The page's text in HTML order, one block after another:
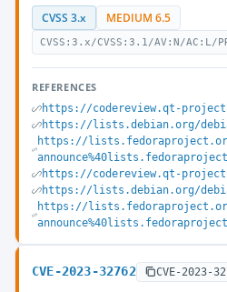
CVSS 3.x MEDIUM 6.5
CVSS:3.x/CVSS:3.1/AV:N/
REFERENCES
https://codereview.qt-
https://lists.debian.org/
https://
https://codereview.qt-
https://lists.debian.org/
https://
CVE-2023-32762 CVE-2023-